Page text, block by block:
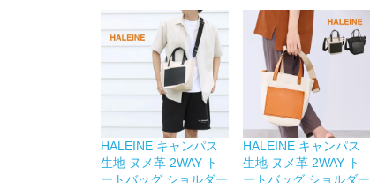
HALEINE キャンパス
生地 ヌメ革 2WAY ト
ートバッグ ショルダー
HALEINE キャンパス
生地 ヌメ革 2WAY ト
ートバッグ ショルダー